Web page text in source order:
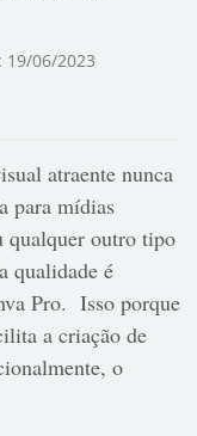
19/06/2023
atraente nunca
para mídias
qualquer outro tipo
qualidade é
Pro. Isso porque
a criação de
o